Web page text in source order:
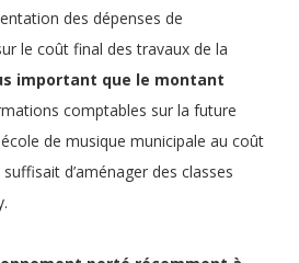
des dépenses de
le coût final des travaux de la
important que le montant
comptables sur la future
de musique municipale au coût
d’aménager des classes